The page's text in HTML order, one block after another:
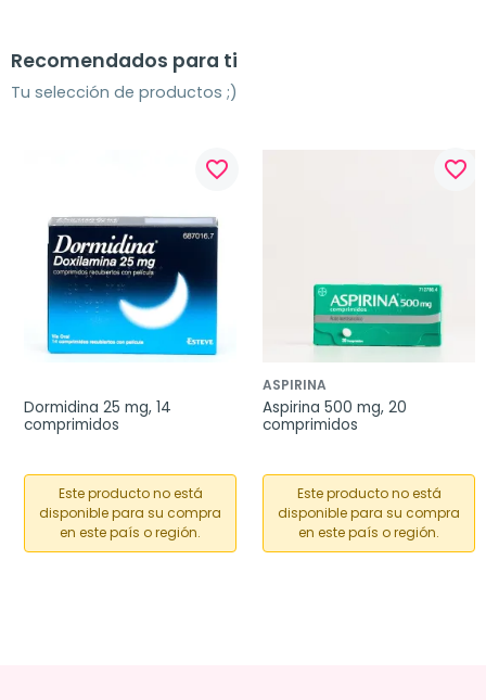
Recomendados para ti
Tu selección de productos ;)
favorite_border
Dormidina 25 mg, 14
comprimidos
Este producto no está
disponible para su compra
en este país o región.
favorite_border
ASPIRINA
Aspirina 500 mg, 20
comprimidos
Este producto no está
disponible para su compra
en este país o región.